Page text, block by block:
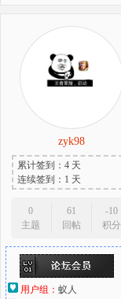
zyk98
累计签到：4 天
连续签到：1 天
0
主题
61
回帖
-10
积分
用户组： 蚁人